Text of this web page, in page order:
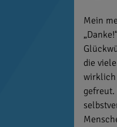
Mein
die
wirklich
gefreut.